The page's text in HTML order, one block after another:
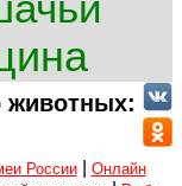
животных:
России| Онлайн